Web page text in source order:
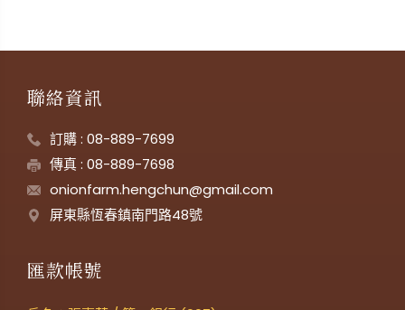
聯絡資訊
訂購 : 08-889-7699
傳真 : 08-889-7698
onionfarm.hengchun@gmail.com
屏東縣恆春鎮南門路48號
匯款帳號